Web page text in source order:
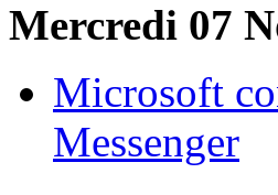
Mercredi 07
Microsoft
Messenger